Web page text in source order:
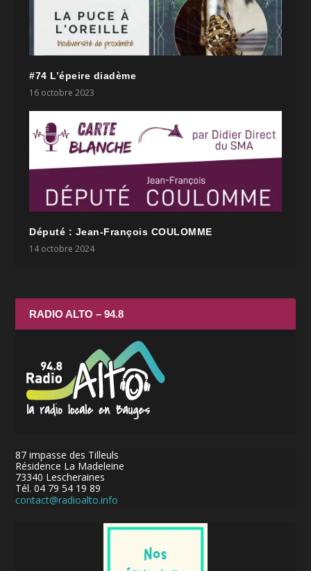
#74 L’épeire diadème
16 octobre 2023
Député : Jean-François COULOMME
14 octobre 2024
RADIO ALTO – 94.8
87 impasse des Tilleuls
Résidence La Madeleine
73340 Lescheraines
Tél. 04 79 54 19 89
contact@radioalto.info